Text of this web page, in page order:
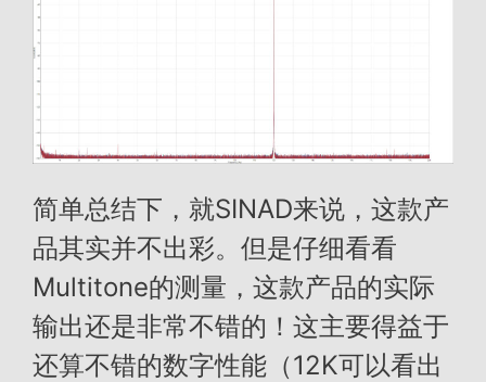
简单总结下，就SINAD来说，这款产
品其实并不出彩。但是仔细看看
Multitone的测量，这款产品的实际
输出还是非常不错的！这主要得益于
还算不错的数字性能（12K可以看出